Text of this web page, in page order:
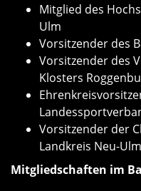
Mitglied des
Ulm
Vorsitzender des
Vorsitzender des
Klosters
Vorsitzender der
Landkreis Neu-Ulm
Mitgliedschaften im